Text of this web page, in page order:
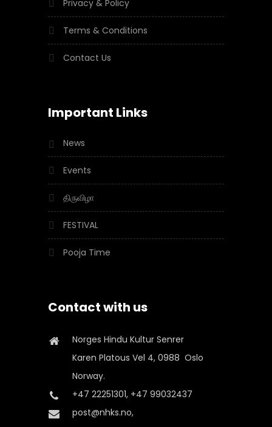
Privacy & Policy
Terms & Conditions
Contact Us
Important Links
News
Events
திருவிழா
FESTIVAL
Pooja Time
Contact with us
Norges Hindu Kultur Senrer
Karen Platous Vel 4, 0988 Oslo
Norway.
+47 22251301, +47 99032437
post@nhks.no,